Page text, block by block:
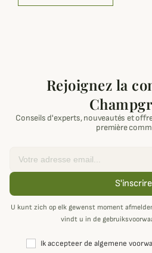
Rejoignez la
Conseils d'experts, nouveautés et
première
S'inscrire
U kunt zich op elk gewenst moment
vindt u in de
Ik accepteer de algemene